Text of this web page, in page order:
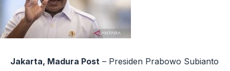
Jakarta, Madura Post – Presiden Prabowo Subianto